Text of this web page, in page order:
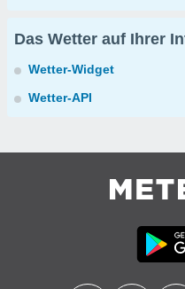
Das Wetter auf Ihrer
Wetter-Widget
Wetter-API